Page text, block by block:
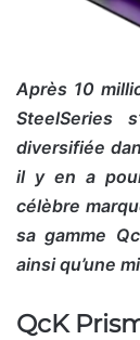
Après 10
SteelSeries
diversifiée
il y en a
célèbre
sa gamme
ainsi qu’une
QcK